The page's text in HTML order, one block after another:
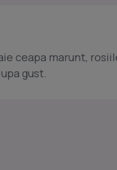
ceapa marunt,
gust.